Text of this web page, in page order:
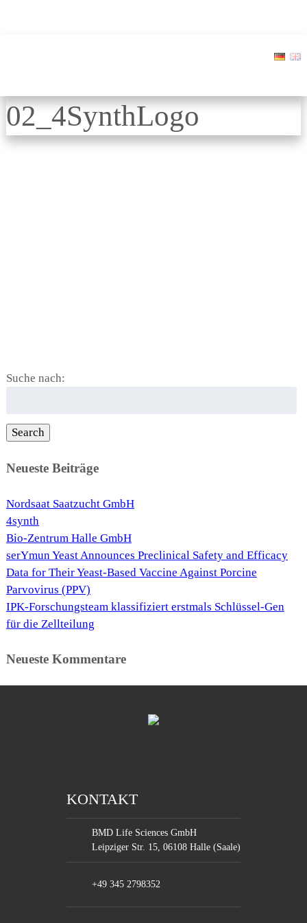
02_4SynthLogo
Suche nach:
Search
Neueste Beiträge
Nordsaat Saatzucht GmbH
4synth
Bio-Zentrum Halle GmbH
serYmun Yeast Announces Preclinical Safety and Efficacy
Data for Their Yeast-Based Vaccine Against Porcine
Parvovirus (PPV)
IPK-Forschungsteam klassifiziert erstmals Schlüssel-Gen
für die Zellteilung
Neueste Kommentare
KONTAKT
BMD Life Sciences GmbH
Leipziger Str. 15, 06108 Halle (Saale)
+49 345 2798352